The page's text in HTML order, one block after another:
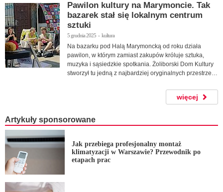
Pawilon kultury na Marymoncie. Tak
bazarek stał się lokalnym centrum
sztuki
5 grudnia 2025 › kultura
Na bazarku pod Halą Marymoncką od roku działa
pawilon, w którym zamiast zakupów króluje sztuka,
muzyka i sąsiedzkie spotkania. Żoliborski Dom Kultury
stworzył tu jedną z najbardziej oryginalnych przestrzeni
więcej
Artykuły sponsorowane
Jak przebiega profesjonalny montaż
klimatyzacji w Warszawie? Przewodnik po
etapach prac